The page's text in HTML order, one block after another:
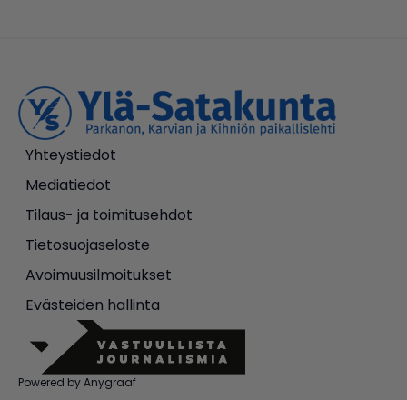
Yhteystiedot
Mediatiedot
Tilaus- ja toimitusehdot
Tietosuojaseloste
Avoimuusilmoitukset
Evästeiden hallinta
Powered by Anygraaf